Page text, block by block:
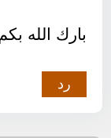
بارك الله بكم
رد